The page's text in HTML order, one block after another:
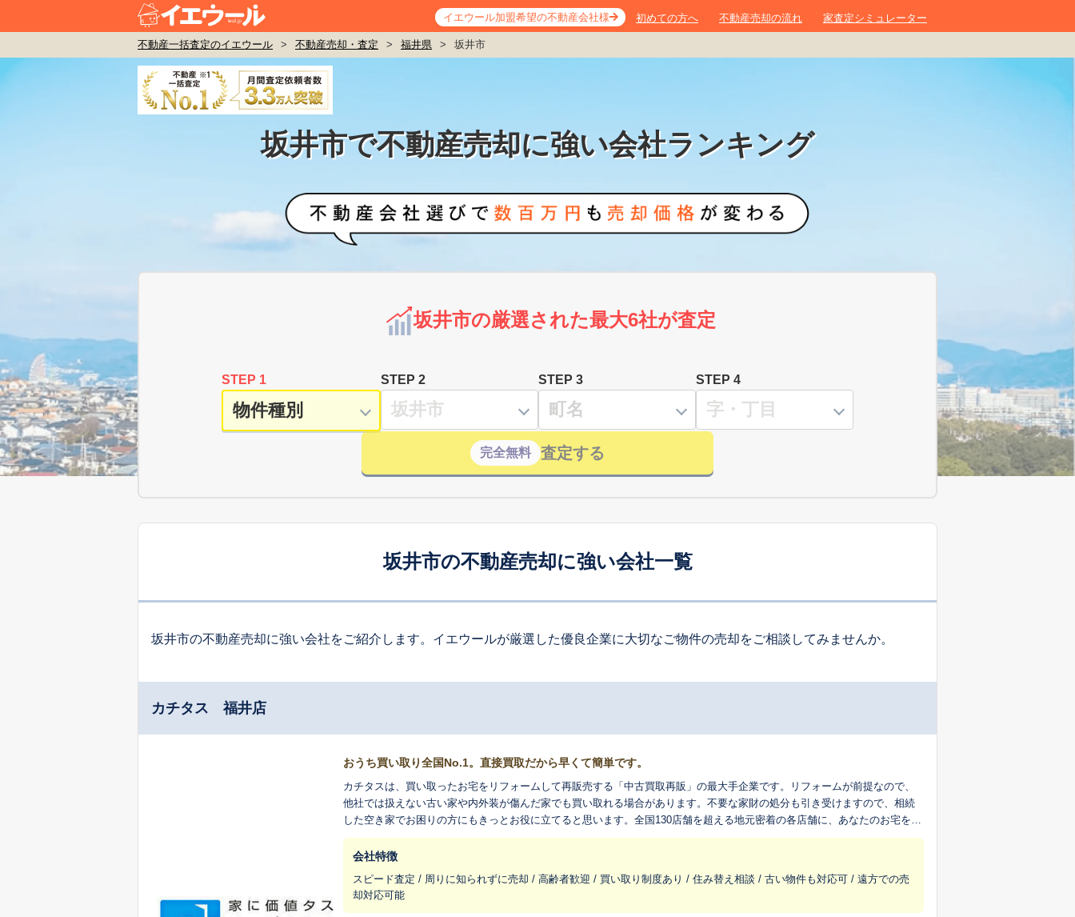
イエウール加盟希望の不動産会社様 初めての方へ 不動産売却の流れ 家査定シミュレーター
不動産一括査定のイエウール > 不動産売却・査定 > 福井県 > 坂井市
坂井市で不動産売却に強い会社ランキング
坂井市の厳選された最大6社が査定
STEP 1 STEP 2 STEP 3 STEP 4
完全無料 査定する
坂井市の不動産売却に強い会社一覧
坂井市の不動産売却に強い会社をご紹介します。イエウールが厳選した優良企業に大切なご物件の売却をご相談してみませんか。
カチタス 福井店
おうち買い取り全国No.1。直接買取だから早くて簡単です。
カチタスは、買い取ったお宅をリフォームして再販売する「中古買取再販」の最大手企業です。リフォームが前提なので、
他社では扱えない古い家や内外装が傷んだ家でも買い取れる場合があります。不要な家財の処分も引き受けますので、相続
した空き家でお困りの方にもきっとお役に立てると思います。全国130店舗を超える地元密着の各店舗に、あなたのお宅を生
まれ変わらせ、長く住みつなぐお手伝いをさせてください。
会社特徴
スピード査定 / 周りに知られずに売却 / 高齢者歓迎 / 買い取り制度あり / 住み替え相談 / 古い物件も対応可 / 遠方での売
却対応可能